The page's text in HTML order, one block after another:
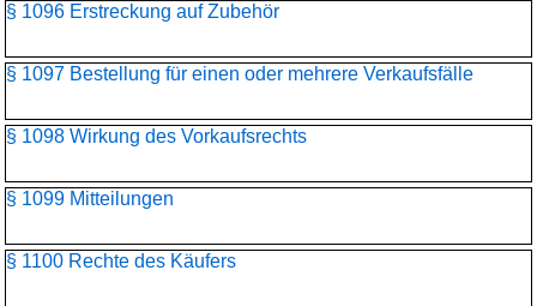
§ 1096 Erstreckung auf Zubehör
§ 1097 Bestellung für einen oder mehrere Verkaufsfälle
§ 1098 Wirkung des Vorkaufsrechts
§ 1099 Mitteilungen
§ 1100 Rechte des Käufers